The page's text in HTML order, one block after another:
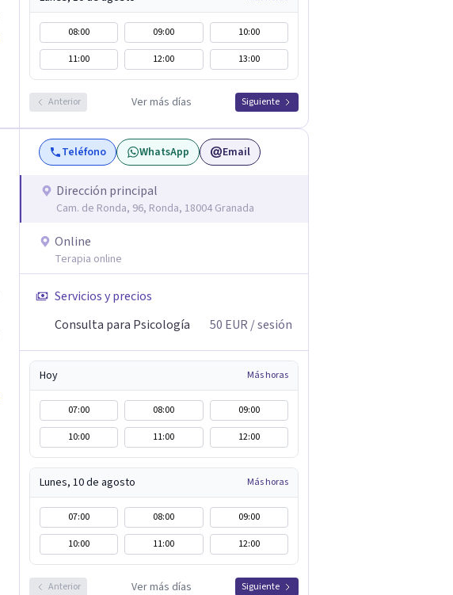
08:00 09:00
10:00
11:00
12:00 13:00
Anterior Ver más días Siguiente
Teléfono WhatsApp Email
Dirección principal
Cam. de Ronda, 96, Ronda, 18004 Granada
Online
Terapia online
Servicios y precios
Consulta para Psicología
50 EUR / sesión
Hoy Más horas
07:00 08:00
09:00
10:00
11:00 12:00
Lunes, 10 de agosto Más horas
07:00 08:00
09:00
10:00
11:00 12:00
Anterior Ver más días Siguiente